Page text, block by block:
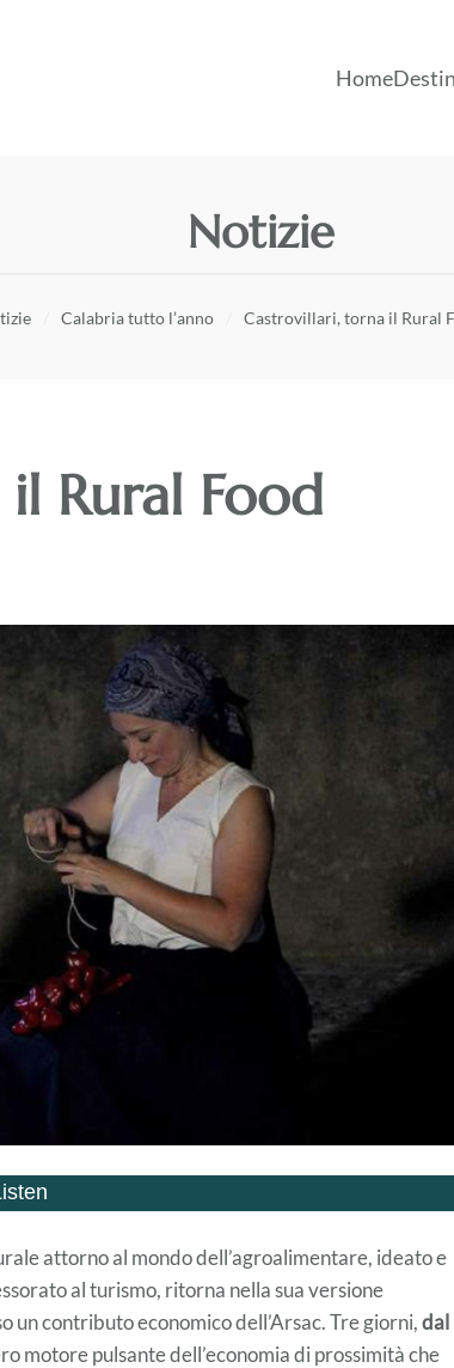
Home
Notizie
Calabria tutto l’anno Castrovillari, torna il Rural
Rural Food
attorno al mondo dell’agroalimentare, ideato e
al turismo, ritorna nella sua versione
contributo economico dell’Arsac. Tre giorni,dal
motore pulsante dell’economia di prossimità che